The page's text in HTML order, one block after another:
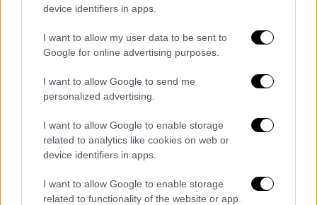
device identifiers in apps.
I want to allow my user data to be sent to
Google for online advertising purposes.
I want to allow Google to send me
personalized advertising.
I want to allow Google to enable storage
related to analytics like cookies on web or
device identifiers in apps.
I want to allow Google to enable storage
related to functionality of the website or app.